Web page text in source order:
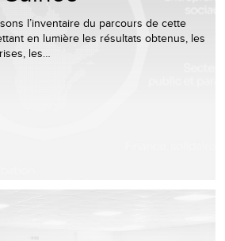
l’inventaire du parcours de cette
en lumière les résultats obtenus, les
les…